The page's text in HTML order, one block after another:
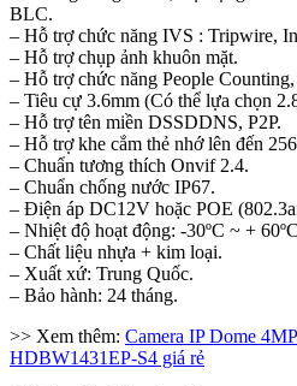
BLC.
– Hỗ trợ chức năng IVS : Tripwire,
– Hỗ trợ chụp ảnh khuôn mặt.
– Hỗ trợ chức năng People Counting,
– Tiêu cự 3.6mm (Có thể lựa chọn
– Hỗ trợ tên miền DSSDDNS, P2P.
– Hỗ trợ khe cắm thẻ nhớ lên đến
– Chuẩn tương thích Onvif 2.4.
– Chuẩn chống nước IP67.
– Điện áp DC12V hoặc POE
– Nhiệt độ hoạt động: -30ºC ~ +
– Chất liệu nhựa + kim loại.
– Xuất xứ: Trung Quốc.
– Bảo hành: 24 tháng.
>> Xem thêm: Camera IP Dome
HDBW1431EP-S4 giá rẻ